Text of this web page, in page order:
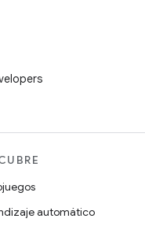
automático